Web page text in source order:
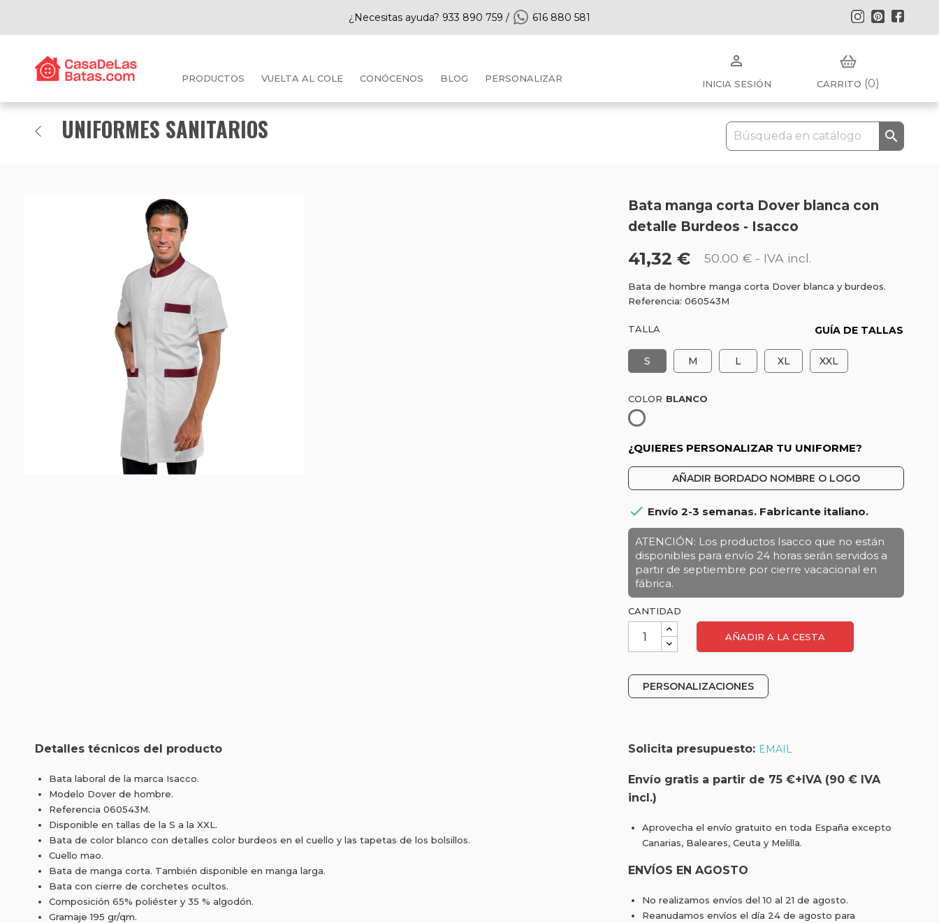
¿Necesitas ayuda? 933 890 759 / 616 880 581 Pinterest
Instagram
PRODUCTOS VUELTA AL COLE CONÓCENOS BLOG PERSONALIZAR

INICIA SESIÓN CARRITO (0)
UNIFORMES SANITARIOS 
Bata manga corta Dover blanca con
detalle Burdeos - Isacco
41,32 € 50.00 € - IVA incl.
Bata de hombre manga corta Dover blanca y burdeos.
Referencia: 060543M
TALLA GUÍA DE TALLAS
S M L XL XXL
COLOR
Blanco
¿QUIERES PERSONALIZAR TU UNIFORME?
AÑADIR BORDADO NOMBRE O LOGO
 Envío 2-3 semanas. Fabricante italiano.
ATENCIÓN: Los productos Isacco que no están
disponibles para envío 24 horas serán servidos a
partir de septiembre por cierre vacacional en
fábrica.
CANTIDAD
AÑADIR A LA CESTA
PERSONALIZACIONES
Detalles técnicos del producto
Bata laboral de la marca Isacco.
Modelo Dover de hombre.
Referencia 060543M.
Disponible en tallas de la S a la XXL.
Bata de color blanco con detalles color burdeos en el cuello y las tapetas de los bolsillos.
Cuello mao.
Bata de manga corta. También disponible en manga larga.
Bata con cierre de corchetes ocultos.
Composición 65% poliéster y 35 % algodón.
Gramaje 195 gr/qm.
Solicita presupuesto: EMAIL
Envío gratis a partir de 75 €+IVA (90 € IVA
incl.)
Aprovecha el envío gratuito en toda España excepto
Canarias, Baleares, Ceuta y Melilla.
ENVÍOS EN AGOSTO
No realizamos envíos del 10 al 21 de agosto.
Reanudamos envíos el día 24 de agosto para